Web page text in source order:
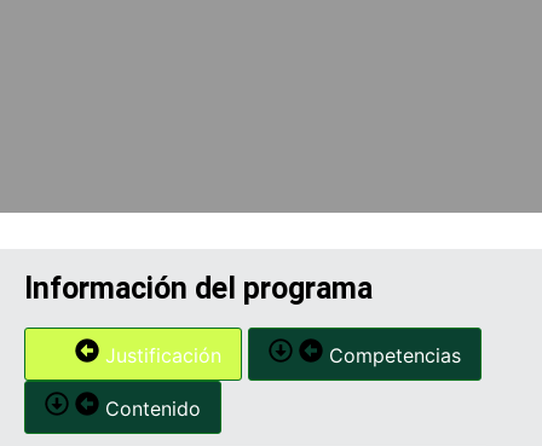
Información del programa
Justificación Competencias
Contenido